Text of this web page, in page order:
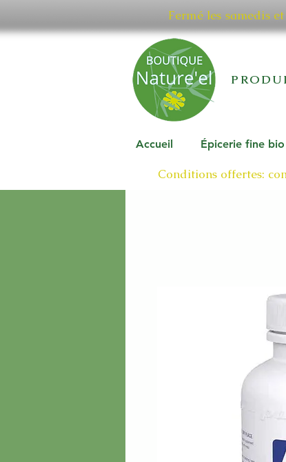
Fermé les samedis
Accueil Épicerie fine bio
Conditions offertes: